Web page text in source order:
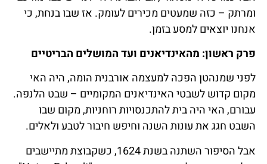
ומרתק – כזה שמעטים מכירים לעומק. אז שבו בנחת, כי
אנחנו יוצאים למסע בזמן.
פרק ראשון: מהאינדיאנים ועד המושלים הבריטיים
לפני שמנהטן הפכה למעצמה אורבנית הומה, היה האי
מקום קדוש לשבטי האינדיאנים המקומיים – שבט הלנפה.
עבורם, האי היה בית להתכנסויות רוחניות, מקום שבו
השבט חגג את עונות השנה וחיפש חיבור לטבע ולאלים.
אבל הסיפור השתנה בשנת 1624, כשקבוצת מתיישבים